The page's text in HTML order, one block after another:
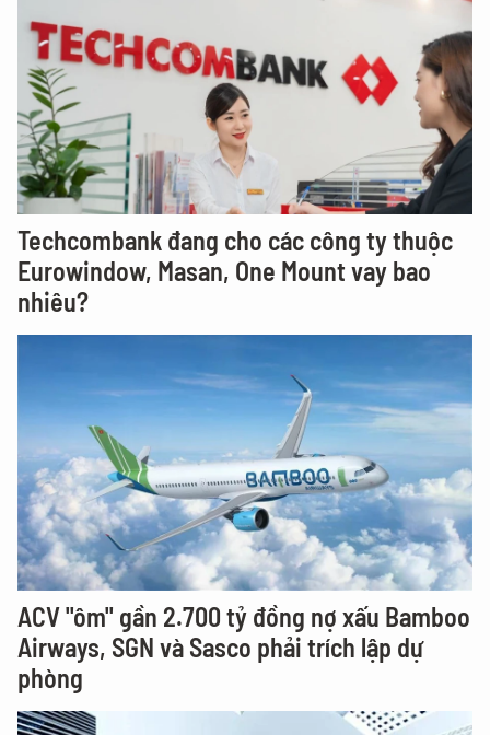
Techcombank đang cho các công ty thuộc
Eurowindow, Masan, One Mount vay bao
nhiêu?
ACV "ôm" gần 2.700 tỷ đồng nợ xấu Bamboo
Airways, SGN và Sasco phải trích lập dự
phòng